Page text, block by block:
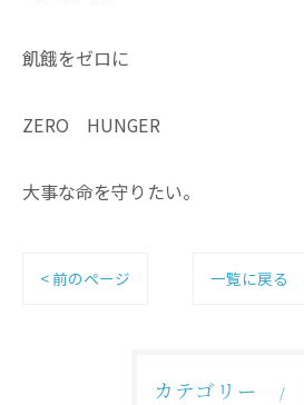
飢餓をゼロに
ZERO HUNGER
大事な命を守りたい。
< 前のページ 一覧に戻る
カテゴリー